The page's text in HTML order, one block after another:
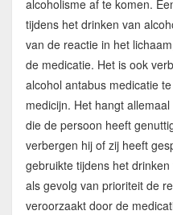
alcoholisme af te komen.
tijdens het drinken van
van de reactie in het
de medicatie. Het is ook
alcohol antabus medicatie
medicijn. Het hangt
die de persoon heeft
verbergen hij of zij heeft
gebruikte tijdens het
als gevolg van prioriteit de
veroorzaakt door de